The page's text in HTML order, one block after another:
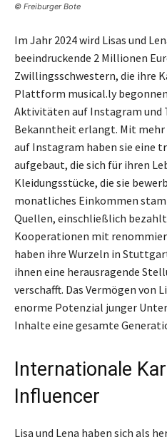
© Freiburger Bote
Im Jahr 2024 wird Lisas und
beeindruckende 2 Millionen
Zwillingsschwestern, die ihre
Plattform musical.ly
Aktivitäten auf Instagram und
Bekanntheit erlangt. Mit
auf Instagram haben sie eine
aufgebaut, die sich für ihren
Kleidungsstücke, die sie
monatliches Einkommen
Quellen, einschließlich
Kooperationen mit
haben ihre Wurzeln in
ihnen eine herausragende
verschafft. Das Vermögen von
enorme Potenzial junger
Inhalte eine gesamte
Internationale
Influencer
Lisa und Lena haben sich als